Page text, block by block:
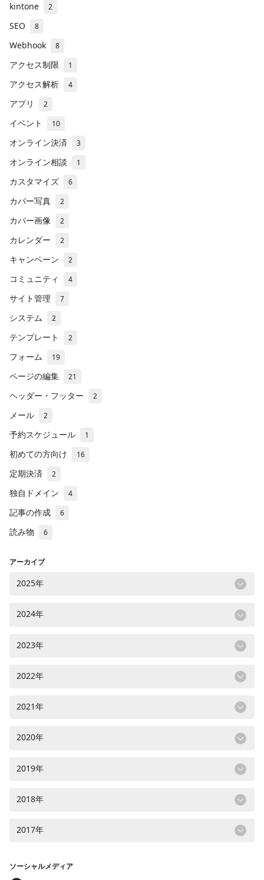
kintone 2
SEO 8
Webhook 8
アクセス制限 1
アクセス解析 4
アプリ 2
イベント 10
オンライン決済 3
オンライン相談 1
カスタマイズ 6
カバー写真 2
カバー画像 2
カレンダー 2
キャンペーン 2
コミュニティ 4
サイト管理 7
システム 2
テンプレート 2
フォーム 19
ページの編集 21
ヘッダー・フッター 2
メール 2
予約スケジュール 1
初めての方向け 16
定期決済 2
独自ドメイン 4
記事の作成 6
読み物 6
アーカイブ
2025年
2024年
2023年
2022年
2021年
2020年
2019年
2018年
2017年
ソーシャルメディア